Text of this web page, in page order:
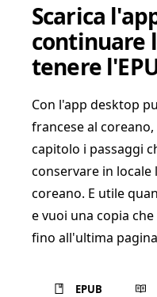
Scarica
continuare
tenere
Con l'app desktop
francese al
capitolo i passaggi
conservare in locale
coreano. E utile
e vuoi una copia
fino all'ultima
EPUB